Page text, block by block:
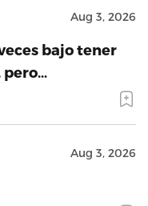
Aug 3, 2026
bajo tener
pero…
Aug 3, 2026